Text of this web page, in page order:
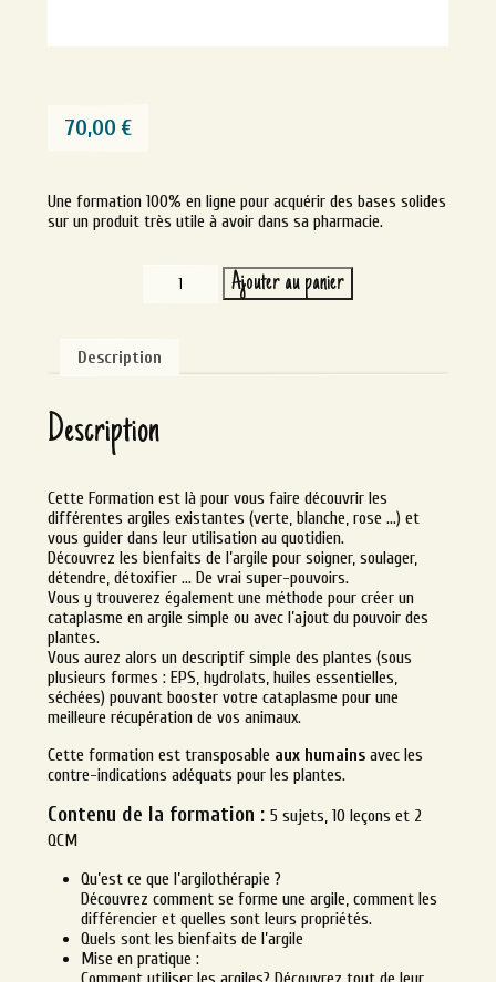
70,00 €
Une formation 100% en ligne pour acquérir des bases solides
sur un produit très utile à avoir dans sa pharmacie.
phytothérapie
Ajouter au panier
Alternative:
Description
Description
Cette Formation est là pour vous faire découvrir les
différentes argiles existantes (verte, blanche, rose …) et
vous guider dans leur utilisation au quotidien.
Découvrez les bienfaits de l’argile pour soigner, soulager,
détendre, détoxifier … De vrai super-pouvoirs.
Vous y trouverez également une méthode pour créer un
cataplasme en argile simple ou avec l’ajout du pouvoir des
plantes.
Vous aurez alors un descriptif simple des plantes (sous
plusieurs formes : EPS, hydrolats, huiles essentielles,
séchées) pouvant booster votre cataplasme pour une
meilleure récupération de vos animaux.
Cette formation est transposable aux humainsavec les
contre-indications adéquats pour les plantes.
Contenu de la formation : 5 sujets, 10 leçons et 2
QCM
Qu’est ce que l’argilothérapie ?
Découvrez comment se forme une argile, comment les
différencier et quelles sont leurs propriétés.
Quels sont les bienfaits de l’argile
Mise en pratique :